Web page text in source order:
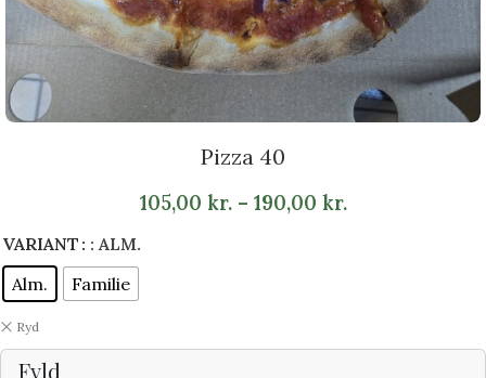
Pizza 40
105,00 kr. – 190,00 kr.
VARIANT : ALM.
Alm.
Familie
Ryd